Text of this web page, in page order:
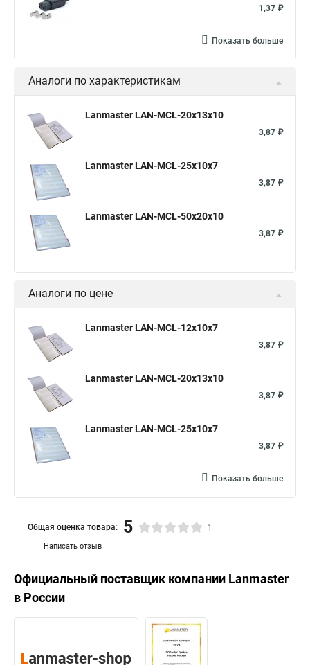
1,37 ₽
Показать больше
Аналоги по характеристикам
Lanmaster LAN-MCL-20x13x10
3,87 ₽
Lanmaster LAN-MCL-25x10x7
3,87 ₽
Lanmaster LAN-MCL-50x20x10
3,87 ₽
Аналоги по цене
Lanmaster LAN-MCL-12x10x7
3,87 ₽
Lanmaster LAN-MCL-20x13x10
3,87 ₽
Lanmaster LAN-MCL-25x10x7
3,87 ₽
Показать больше
Написать отзыв
Общая оценка товара: 5 1
Официальный поставщик компании Lanmaster
в России